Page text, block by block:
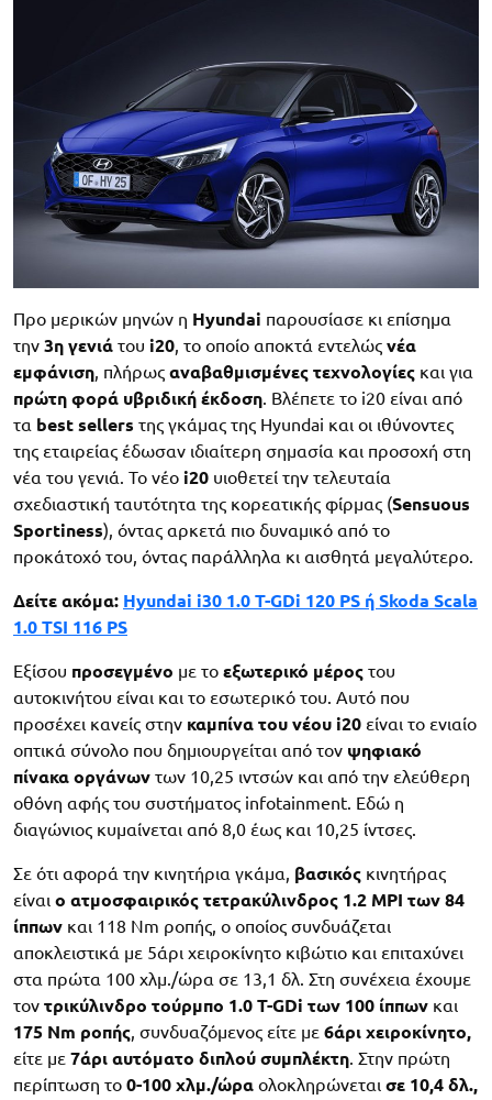
Προ μερικών μηνών η Hyundai παρουσίασε κι επίσημα
την 3η γενιά του i20, το οποίο αποκτά εντελώς νέα
εμφάνιση, πλήρως αναβαθμισμένες τεχνολογίες και για
πρώτη φορά υβριδική έκδοση. Βλέπετε το i20 είναι από
τα best sellers της γκάμας της Hyundai και οι ιθύνοντες
της εταιρείας έδωσαν ιδιαίτερη σημασία και προσοχή στη
νέα του γενιά. Το νέο i20 υιοθετεί την τελευταία
σχεδιαστική ταυτότητα της κορεατικής φίρμας (Sensuous
Sportiness), όντας αρκετά πιο δυναμικό από το
προκάτοχό του, όντας παράλληλα κι αισθητά μεγαλύτερο.
Δείτε ακόμα: Hyundai i30 1.0 T-GDi 120 PS ή Skoda Scala
1.0 TSI 116 PS
Εξίσου προσεγμένο με το εξωτερικό μέρος του
αυτοκινήτου είναι και το εσωτερικό του. Αυτό που
προσέχει κανείς στην καμπίνα του νέου i20 είναι το ενιαίο
οπτικά σύνολο που δημιουργείται από τον ψηφιακό
πίνακα οργάνων των 10,25 ιντσών και από την ελεύθερη
οθόνη αφής του συστήματος infotainment. Εδώ η
διαγώνιος κυμαίνεται από 8,0 έως και 10,25 ίντσες.
Σε ότι αφορά την κινητήρια γκάμα, βασικός κινητήρας
είναι ο ατμοσφαιρικός τετρακύλινδρος 1.2 MPI των 84
ίππων και 118 Nm ροπής, ο οποίος συνδυάζεται
αποκλειστικά με 5άρι χειροκίνητο κιβώτιο και επιταχύνει
στα πρώτα 100 χλμ./ώρα σε 13,1 δλ. Στη συνέχεια έχουμε
τον τρικύλινδρο τούρμπο 1.0 T-GDi των 100 ίππων και
175 Nm ροπής, συνδυαζόμενος είτε με 6άρι χειροκίνητο,
είτε με 7άρι αυτόματο διπλού συμπλέκτη. Στην πρώτη
περίπτωση το 0-100 χλμ./ώρα ολοκληρώνεται σε 10,4 δλ.,